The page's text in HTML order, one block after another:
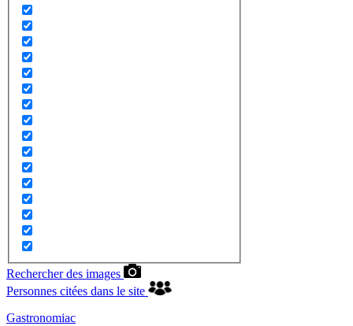
Rechercher des images
Personnes citées dans le site
Gastronomiac